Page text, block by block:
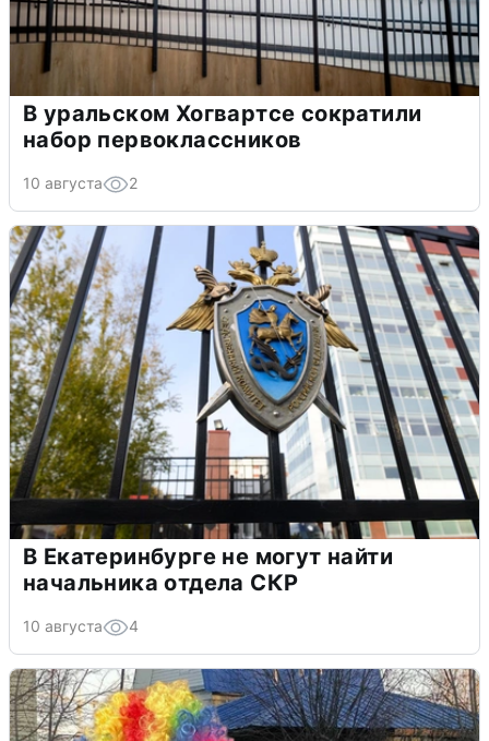
В уральском Хогвартсе сократили
набор первоклассников
10 августа 2
В Екатеринбурге не могут найти
начальника отдела СКР
10 августа 4